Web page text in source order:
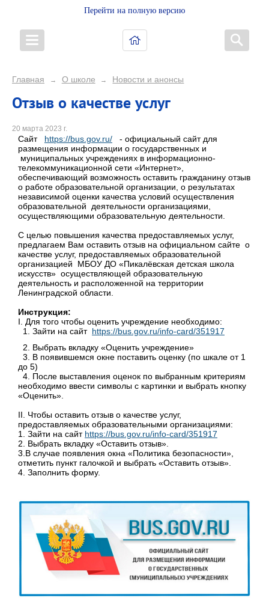
Перейти на полную версию
Главная → О школе → Новости и анонсы
Отзыв о качестве услуг
20 марта 2023 г.
Сайт https://bus.gov.ru/ - официальный сайт для
размещения информации о государственных и
муниципальных учреждениях в информационно-
телекоммуникационной сети «Интернет»,
обеспечивающий возможность оставить гражданину отзыв
о работе образовательной организации, о результатах
независимой оценки качества условий осуществления
образовательной деятельности организациями,
осуществляющими образовательную деятельности.
С целью повышения качества предоставляемых услуг,
предлагаем Вам оставить отзыв на официальном сайте о
качестве услуг, предоставляемых образовательной
организацией МБОУ ДО «Пикалёвская детская школа
искусств» осуществляющей образовательную
деятельность и расположенной на территории
Ленинградской области.
Инструкция:
I. Для того чтобы оценить учреждение необходимо:
1. Зайти на сайт https://bus.gov.ru/info-card/351917
2. Выбрать вкладку «Оценить учреждение»
3. В появившемся окне поставить оценку (по шкале от 1
до 5)
4. После выставления оценок по выбранным критериям
необходимо ввести символы с картинки и выбрать кнопку
«Оценить».
II. Чтобы оставить отзыв о качестве услуг,
предоставляемых образовательными организациями:
1. Зайти на сайт https://bus.gov.ru/info-card/351917
2. Выбрать вкладку «Оставить отзыв».
3.В случае появления окна «Политика безопасности»,
отметить пункт галочкой и выбрать «Оставить отзыв».
4. Заполнить форму.